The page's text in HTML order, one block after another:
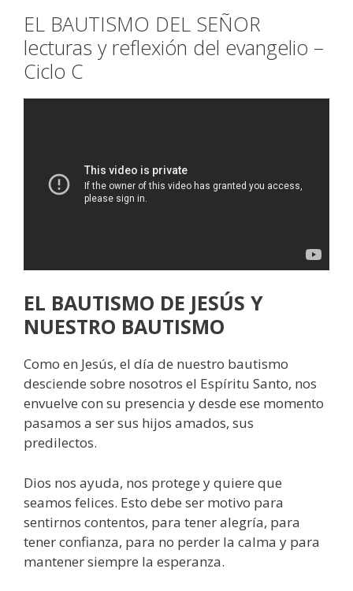
EL BAUTISMO DEL SEÑOR
lecturas y reflexión del evangelio –
Ciclo C
EL BAUTISMO DE JESÚS Y
NUESTRO BAUTISMO
Como en Jesús, el día de nuestro bautismo
desciende sobre nosotros el Espíritu Santo, nos
envuelve con su presencia y desde ese momento
pasamos a ser sus hijos amados, sus
predilectos.
Dios nos ayuda, nos protege y quiere que
seamos felices. Esto debe ser motivo para
sentirnos contentos, para tener alegría, para
tener confianza, para no perder la calma y para
mantener siempre la esperanza.